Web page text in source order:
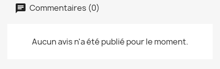
Commentaires (0)
Aucun avis n'a été publié pour le moment.